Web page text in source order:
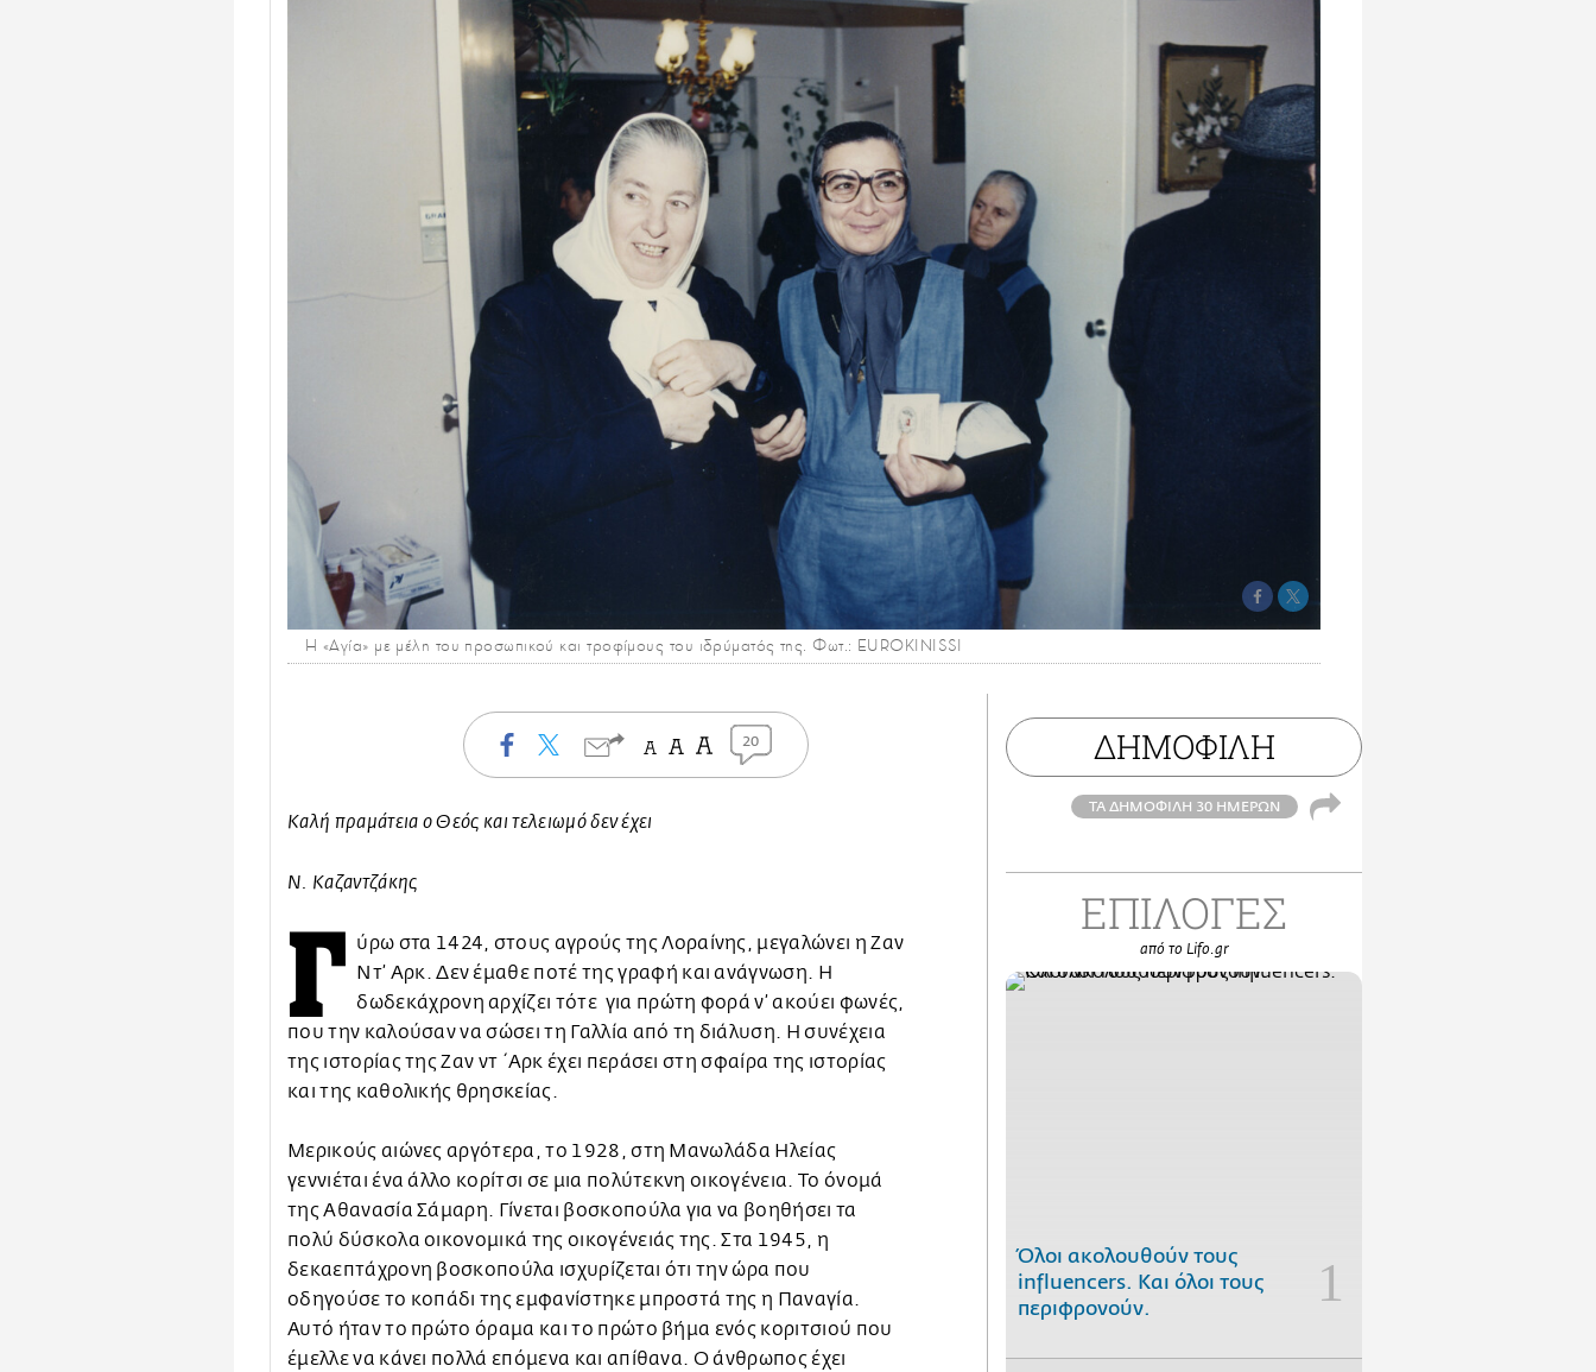
Η «Αγία» με μέλη του προσωπικού και τροφίμους του ιδρύματός της. Φωτ.: EUROKINISSI
20
Καλή πραμάτεια ο Θεός και τελειωμό δεν έχει
Ν. Καζαντζάκης
Γ ύρω στα 1424, στους αγρούς της Λοραίνης, μεγαλώνει η Ζαν
Ντ’ Αρκ. Δεν έμαθε ποτέ της γραφή και ανάγνωση. Η
δωδεκάχρονη αρχίζει τότε για πρώτη φορά ν’ ακούει φωνές,
που την καλούσαν να σώσει τη Γαλλία από τη διάλυση. Η συνέχεια
της ιστορίας της Ζαν ντ΄Αρκ έχει περάσει στη σφαίρα της ιστορίας
και της καθολικής θρησκείας.
Μερικούς αιώνες αργότερα, το 1928, στη Μανωλάδα Ηλείας
γεννιέται ένα άλλο κορίτσι σε μια πολύτεκνη οικογένεια. Το όνομά
της Αθανασία Σάμαρη. Γίνεται βοσκοπούλα για να βοηθήσει τα
πολύ δύσκολα οικονομικά της οικογένειάς της. Στα 1945, η
δεκαεπτάχρονη βοσκοπούλα ισχυρίζεται ότι την ώρα που
οδηγούσε το κοπάδι της εμφανίστηκε μπροστά της η Παναγία.
Αυτό ήταν το πρώτο όραμα και το πρώτο βήμα ενός κοριτσιού που
έμελλε να κάνει πολλά επόμενα και απίθανα. Ο άνθρωπος έχει
ΔΗΜΟΦΙΛΗ
ΤΑ ΔΗΜΟΦΙΛΗ 30 ΗΜΕΡΩΝ
ΕΠΙΛΟΓΕΣ
από το Lifo.gr
Όλοι ακολουθούν τους
influencers. Και όλοι τους
περιφρονούν.